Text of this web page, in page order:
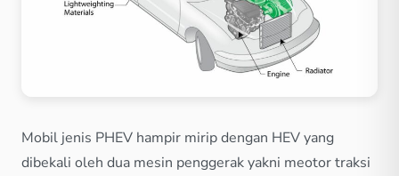
Mobil jenis PHEV hampir mirip dengan HEV yang
dibekali oleh dua mesin penggerak yakni meotor traksi